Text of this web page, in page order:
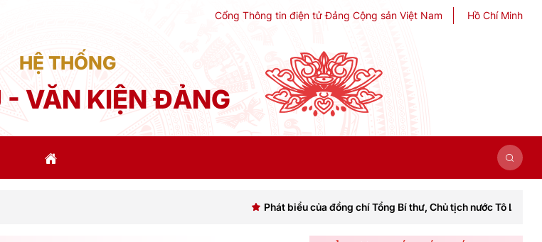
Cổng Thông tin điện tử Đảng Cộng sản Việt Nam Hồ Chí Minh
HỆ THỐNG
- VĂN KIỆN ĐẢNG
Phát biểu của đồng chí Tổng Bí thư, Chủ tịch nước Tô Lâm khai mạc Hội